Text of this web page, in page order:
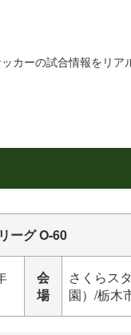
カーの試合情報をリア
ーグ O-60
会
場
さくらス
園）/栃木